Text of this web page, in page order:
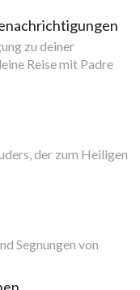
zu deiner
Reise mit Padre
der zum Heiligen
Segnungen von